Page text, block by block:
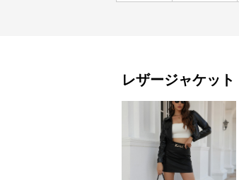
レザージャケット